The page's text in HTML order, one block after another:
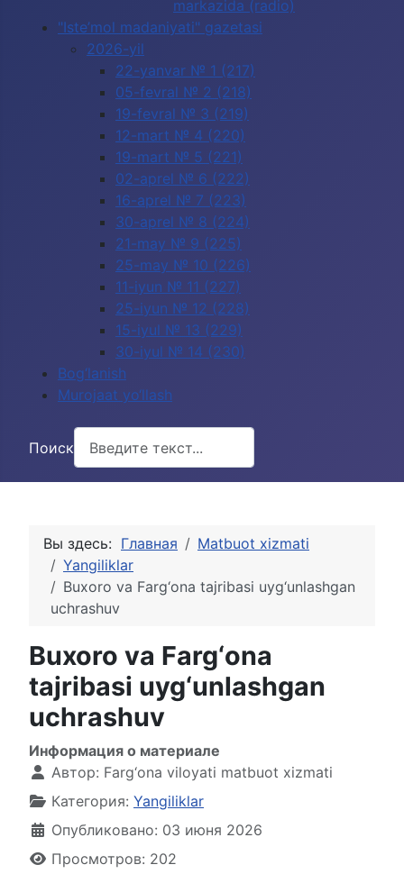
markazida (radio)
"Iste’mol madaniyati" gazetasi
2026-yil
22-yanvar № 1 (217)
05-fevral № 2 (218)
19-fevral № 3 (219)
12-mart № 4 (220)
19-mart № 5 (221)
02-aprel № 6 (222)
16-aprel № 7 (223)
30-aprel № 8 (224)
21-may № 9 (225)
25-may № 10 (226)
11-iyun № 11 (227)
25-iyun № 12 (228)
15-iyul № 13 (229)
30-iyul № 14 (230)
Bog‘lanish
Murojaat yo‘llash
Поиск
Вы здесь: Главная
Matbuot xizmati
Yangiliklar
Buxoro va Farg‘ona tajribasi uyg‘unlashgan
uchrashuv
Buxoro va Farg‘ona
tajribasi uyg‘unlashgan
uchrashuv
Информация о материале
Автор: Farg‘ona viloyati matbuot xizmati
Категория: Yangiliklar
Опубликовано: 03 июня 2026
Просмотров: 202